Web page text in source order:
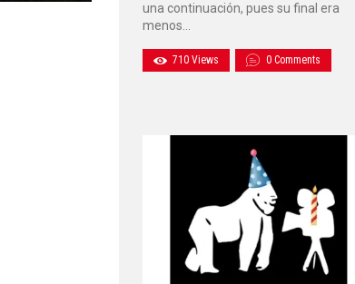
una continuación, pues su final era
menos…
710 Views 0 Comments